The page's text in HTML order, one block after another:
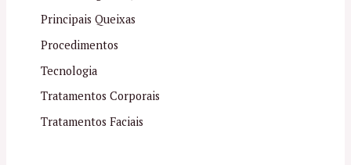
Principais Queixas
Procedimentos
Tecnologia
Tratamentos Corporais
Tratamentos Faciais